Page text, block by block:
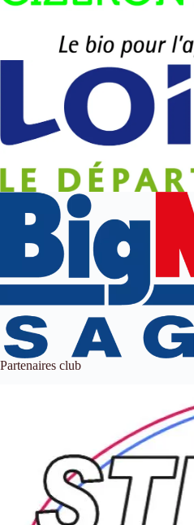
Partenaires club